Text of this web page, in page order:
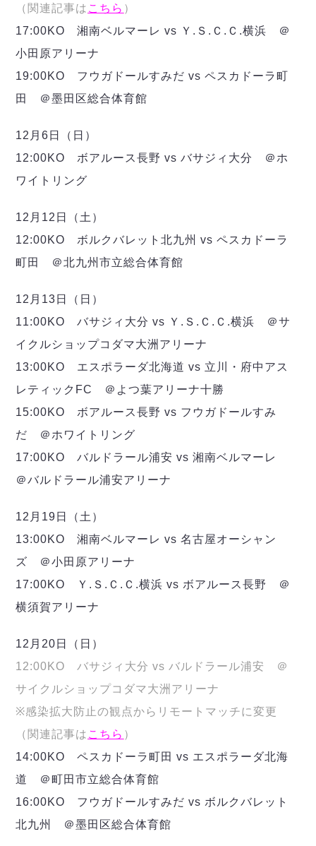
立川アスレティックFC
ペスカドーラ町田
湘南ベルマーレ
ボアルース長野
シュライカー大阪
バサジィ大分
選手の通算記録（Ｆ２）
ヴォスクオーレ仙台
マルバ水戸FC
リガーレヴィア葛飾
ヴィンセドール白山
デウソン神戸
ポルセイド浜田
ミラクルスマイル新居浜
FOLLOW US!
（関連記事は こちら ）
17:00KO 湘南ベルマーレ vs Ｙ.Ｓ.Ｃ.Ｃ.横浜 ＠
小田原アリーナ
19:00KO フウガドールすみだ vs ペスカドーラ町
田 ＠墨田区総合体育館
12月6日（日）
12:00KO ボアルース長野 vs バサジィ大分 ＠ホ
ワイトリング
12月12日（土）
12:00KO ボルクバレット北九州 vs ペスカドーラ
町田 ＠北九州市立総合体育館
12月13日（日）
11:00KO バサジィ大分 vs Ｙ.Ｓ.Ｃ.Ｃ.横浜 ＠サ
イクルショップコダマ大洲アリーナ
13:00KO エスポラーダ北海道 vs 立川・府中アス
レティックFC ＠よつ葉アリーナ十勝
15:00KO ボアルース長野 vs フウガドールすみ
だ ＠ホワイトリング
17:00KO バルドラール浦安 vs 湘南ベルマーレ
＠バルドラール浦安アリーナ
12月19日（土）
13:00KO 湘南ベルマーレ vs 名古屋オーシャン
ズ ＠小田原アリーナ
17:00KO Ｙ.Ｓ.Ｃ.Ｃ.横浜 vs ボアルース長野 ＠
横須賀アリーナ
12月20日（日）
12:00KO バサジィ大分 vs バルドラール浦安 ＠
サイクルショップコダマ大洲アリーナ
※感染拡大防止の観点からリモートマッチに変更
（関連記事は こちら ）
14:00KO ペスカドーラ町田 vs エスポラーダ北海
道 ＠町田市立総合体育館
16:00KO フウガドールすみだ vs ボルクバレット
北九州 ＠墨田区総合体育館